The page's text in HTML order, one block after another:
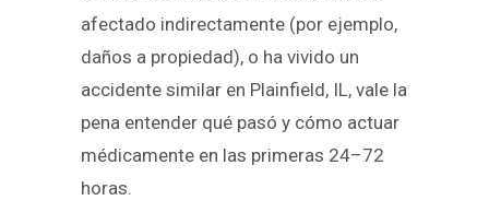
afectado indirectamente (por ejemplo,
daños a propiedad), o ha vivido un
accidente similar en Plainfield, IL, vale la
pena entender qué pasó y cómo actuar
médicamente en las primeras 24–72
horas.